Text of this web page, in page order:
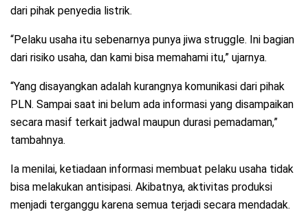
dari pihak penyedia listrik.
“Pelaku usaha itu sebenarnya punya jiwa struggle. Ini bagian
dari risiko usaha, dan kami bisa memahami itu,” ujarnya.
“Yang disayangkan adalah kurangnya komunikasi dari pihak
PLN. Sampai saat ini belum ada informasi yang disampaikan
secara masif terkait jadwal maupun durasi pemadaman,”
tambahnya.
Ia menilai, ketiadaan informasi membuat pelaku usaha tidak
bisa melakukan antisipasi. Akibatnya, aktivitas produksi
menjadi terganggu karena semua terjadi secara mendadak.